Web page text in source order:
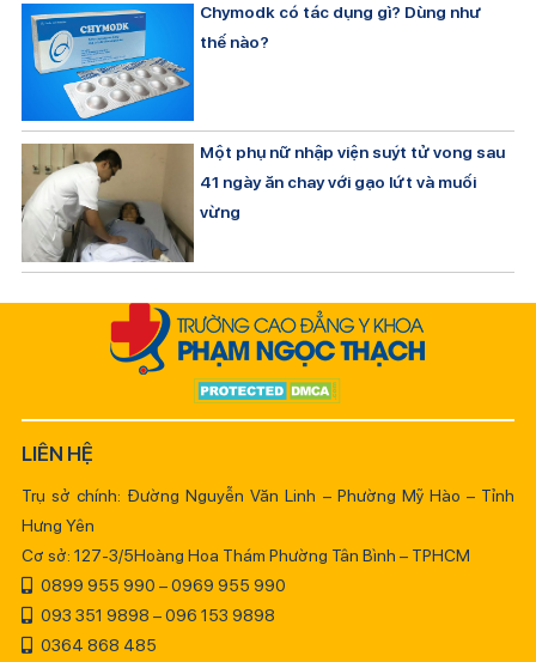
Chymodk có tác dụng gì? Dùng như
thế nào?
Một phụ nữ nhập viện suýt tử vong sau
41 ngày ăn chay với gạo lứt và muối
vừng
LIÊN HỆ
Trụ sở chính: Đường Nguyễn Văn Linh – Phường Mỹ Hào – Tỉnh
Hưng Yên
Cơ sở: 127-3/5Hoàng Hoa Thám Phường Tân Bình – TPHCM
0899 955 990 – 0969 955 990
093 351 9898 – 096 153 9898
0364 868 485